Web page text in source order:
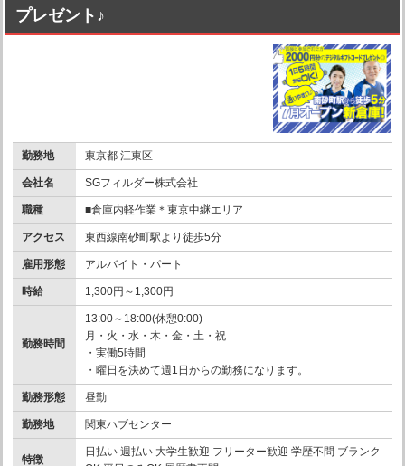
プレゼント♪
勤務地 東京都 江東区
会社名 SGフィルダー株式会社
職種 ■倉庫内軽作業＊東京中継エリア
アクセス 東西線南砂町駅より徒歩5分
雇用形態 アルバイト・パート
時給 1,300円～1,300円
勤務時間
13:00～18:00(休憩0:00)
月・火・水・木・金・土・祝
・実働5時間
・曜日を決めて週1日からの勤務になります。
勤務形態 昼勤
勤務地 関東ハブセンター
特徴
日払い 週払い 大学生歓迎 フリーター歓迎 学歴不問 ブランク